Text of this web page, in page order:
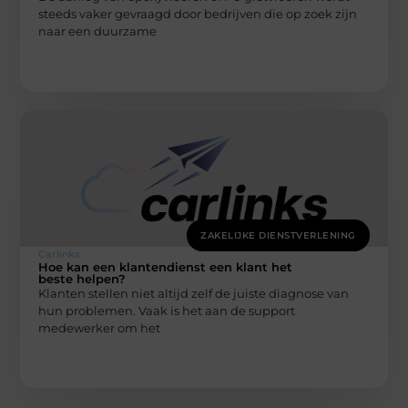
steeds vaker gevraagd door bedrijven die op zoek zijn
naar een duurzame
ZAKELIJKE DIENSTVERLENING
Carlinks
Hoe kan een klantendienst een klant het
beste helpen?
Klanten stellen niet altijd zelf de juiste diagnose van
hun problemen. Vaak is het aan de support
medewerker om het